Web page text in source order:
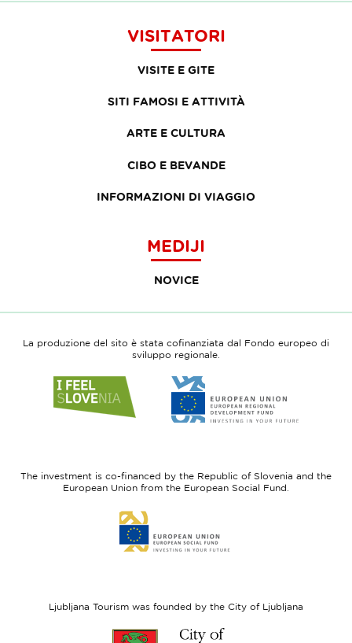
VISITATORI
VISITE E GITE
SITI FAMOSI E ATTIVITÀ
ARTE E CULTURA
CIBO E BEVANDE
INFORMAZIONI DI VIAGGIO
MEDIJI
NOVICE
La produzione del sito è stata cofinanziata dal Fondo europeo di
sviluppo regionale.
to
website
to
website
Fund
The investment is co-financed by the Republic of Slovenia and the
European Union from the European Social Fund.
to
website
Ljubljana Tourism was founded by the City of Ljubljana